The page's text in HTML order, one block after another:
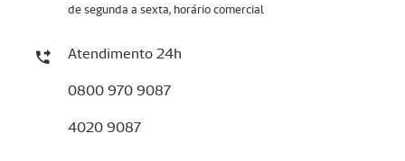
de segunda a sexta, horário comercial
Atendimento 24h
0800 970 9087
4020 9087